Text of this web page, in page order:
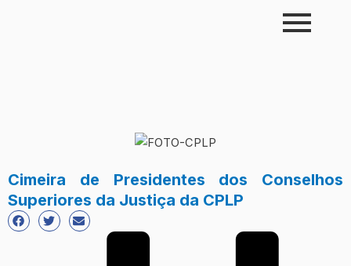
Cimeira de Presidentes dos Conselhos
Superiores da Justiça da CPLP